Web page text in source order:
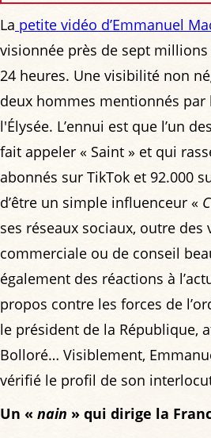
La petite vidéo d’Emmanuel
visionnée près de sept
24 heures. Une visibilité non
deux hommes mentionnés par
l'Élysée. L’ennui est que l’un
fait appeler « Saint » et qui
abonnés sur TikTok et 92.000
d’être un simple influenceur «
ses réseaux sociaux, outre
commerciale ou de conseil
également des réactions à
propos contre les forces de
le président de la République,
Bolloré… Visiblement,
vérifié le profil de son
Un « nain » qui dirige la